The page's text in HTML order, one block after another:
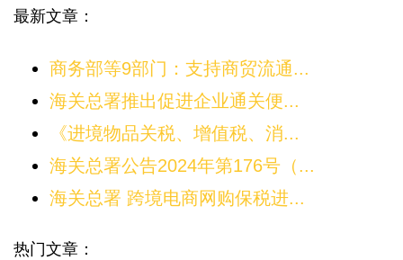
最新文章：
商务部等9部门：支持商贸流通...
海关总署推出促进企业通关便...
《进境物品关税、增值税、消...
海关总署公告2024年第176号（...
海关总署 跨境电商网购保税进...
热门文章：